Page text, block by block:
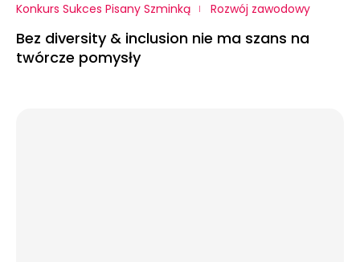
Konkurs Sukces Pisany Szminką Rozwój zawodowy
Bez diversity & inclusion nie ma szans na
twórcze pomysły